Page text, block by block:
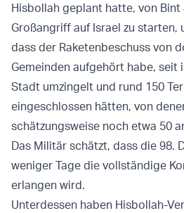
Hisbollah geplant hatte, von Bint
Großangriff auf Israel zu starten,
dass der Raketenbeschuss von
Gemeinden aufgehört habe, seit
Stadt umzingelt und rund 150
eingeschlossen hätten, von
schätzungsweise noch etwa 50
Das Militär schätzt, dass die 98.
weniger Tage die vollständige
erlangen wird.
Unterdessen haben Hisbollah-